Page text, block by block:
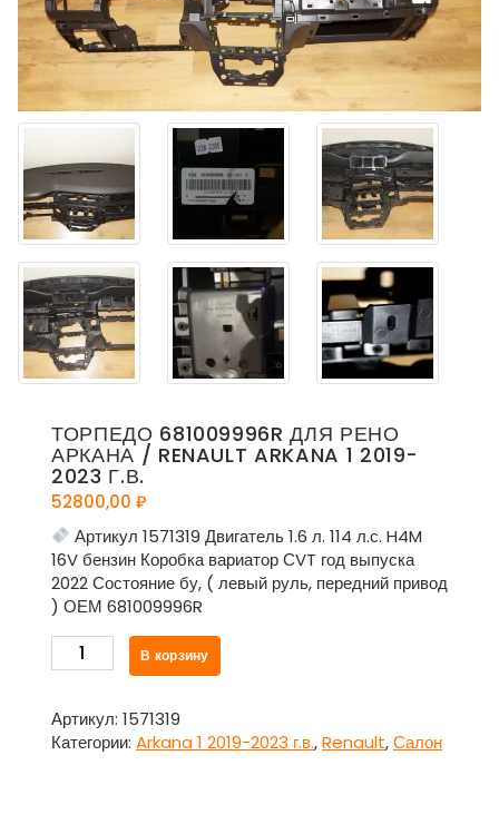
ТОРПЕДО 681009996R ДЛЯ РЕНО
АРКАНА / RENAULT ARKANA 1 2019-
2023 Г.В.
52800,00 ₽
Артикул 1571319 Двигатель 1.6 л. 114 л.с. H4M
16V бензин Коробка вариатор СVT год выпуска
2022 Состояние бу, ( левый руль, передний привод
) ОЕМ 681009996R
Количество
товара
681009996R
для
В корзину
Артикул: 1571319
Категории: Arkana 1 2019-2023 г.в.,Renault,Салон